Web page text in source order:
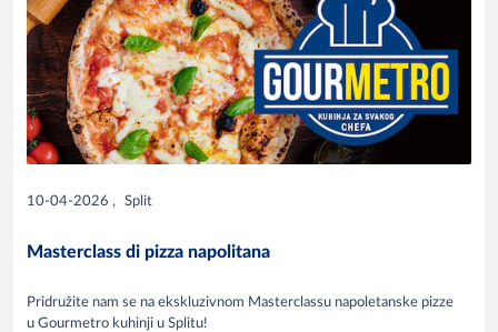
10-04-2026 , Split
Masterclass di pizza napolitana
Pridružite nam se na ekskluzivnom Masterclassu napoletanske pizze
u Gourmetro kuhinji u Splitu!